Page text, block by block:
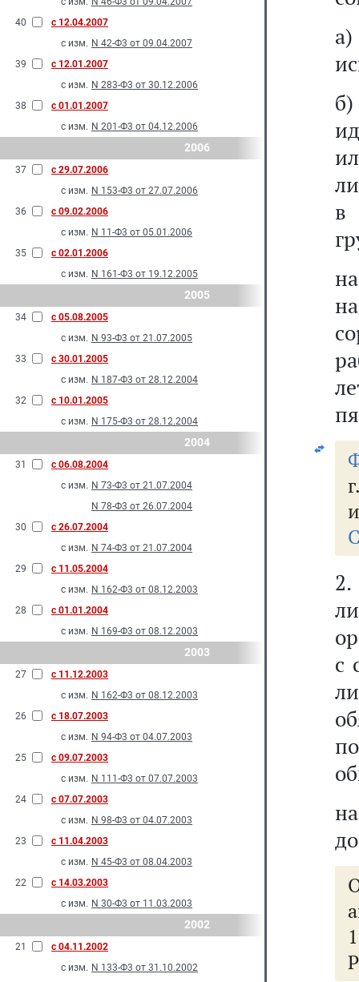
40
с 12.04.2007
с изм. N 42-Ф3 от 09.04.2007
39
с 12.01.2007
с изм. N 283-Ф3 от 30.12.2006
38
с 01.01.2007
с изм. N 201-Ф3 от 04.12.2006
2006
37
с 29.07.2006
с изм. N 153-Ф3 от 27.07.2006
36
с 09.02.2006
с изм. N 11-Ф3 от 05.01.2006
35
с 02.01.2006
с изм. N 161-Ф3 от 19.12.2005
2005
34
с 05.08.2005
с изм. N 93-Ф3 от 21.07.2005
33
с 30.01.2005
с изм. N 187-Ф3 от 28.12.2004
32
с 10.01.2005
с изм. N 175-Ф3 от 28.12.2004
2004
31
с 06.08.2004
с изм. N 73-Ф3 от 21.07.2004
N 78-Ф3 от 26.07.2004
30
с 26.07.2004
с изм. N 74-Ф3 от 21.07.2004
29
с 11.05.2004
с изм. N 162-Ф3 от 08.12.2003
28
с 01.01.2004
с изм. N 169-Ф3 от 08.12.2003
2003
27
с 11.12.2003
с изм. N 162-Ф3 от 08.12.2003
26
с 18.07.2003
с изм. N 94-Ф3 от 04.07.2003
25
с 09.07.2003
с изм. N 111-Ф3 от 07.07.2003
24
с 07.07.2003
с изм. N 98-Ф3 от 04.07.2003
23
с 11.04.2003
с изм. N 45-Ф3 от 08.04.2003
22
с 14.03.2003
с изм. N 30-Ф3 от 11.03.2003
2002
21
с 04.11.2002
с изм. N 133-Ф3 от 31.10.2002
в
с